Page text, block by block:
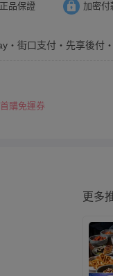
正品保證 加密付
・街口支付・先享後付
購免運券
更多